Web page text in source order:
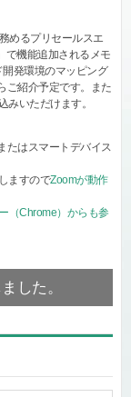
めるプリセールスエ
で機能追加されるメモ
発環境のマッピング
ご紹介予定です。また
いただけます。
たはスマートデバイス
ますのでZoomが動作
（Chrome）からも参
した。